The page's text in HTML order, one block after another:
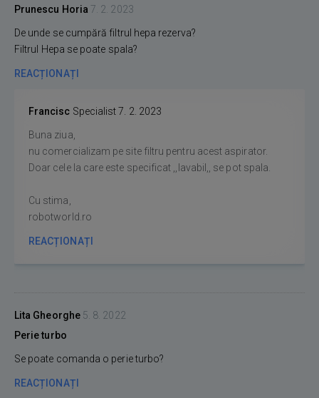
Prunescu Horia 7. 2. 2023
De unde se cumpără filtrul hepa rezerva?
Filtrul Hepa se poate spala?
REACȚIONAȚI
Francisc Specialist 7. 2. 2023
Buna ziua,
nu comercializam pe site filtru pentru acest aspirator.
Doar cele la care este specificat ,,lavabil,, se pot spala.
Cu stima,
robotworld.ro
REACȚIONAȚI
Lita Gheorghe 5. 8. 2022
Perie turbo
Se poate comanda o perie turbo?
REACȚIONAȚI